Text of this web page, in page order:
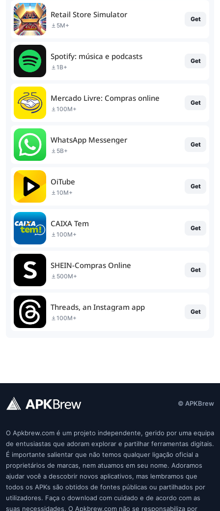
Retail Store Simulator
5M+
Get
Spotify: música e podcasts
1B+
Get
Mercado Livre: Compras online
100M+
Get
WhatsApp Messenger
5B+
Get
OiTube
10M+
Get
CAIXA Tem
100M+
Get
SHEIN-Compras Online
500M+
Get
Threads, an Instagram app
100M+
Get
© APKBrew
O Apkbrew.com é um projeto independente, gerido por uma equipa
de entusiastas que adoram explorar e partilhar ferramentas digitais.
É importante salientar que não temos qualquer ligação oficial a
proprietários de marcas, nem atuamos em seu nome. Adoramos
ajudar você a descobrir novos aplicativos, mas lembramos que
todos os APKs são obtidos de fontes públicas ou partilhados por
utilizadores. Faça o download com cuidado e de acordo com as
suas necessidades. O Apkbrew.com não se responsabiliza por